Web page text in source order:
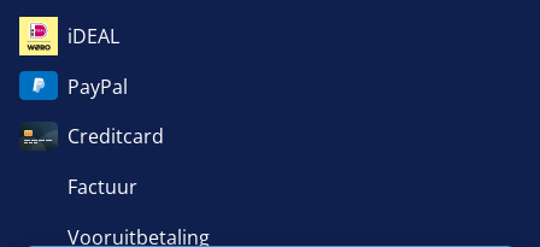
iDEAL
PayPal
Creditcard
Factuur
Vooruitbetaling